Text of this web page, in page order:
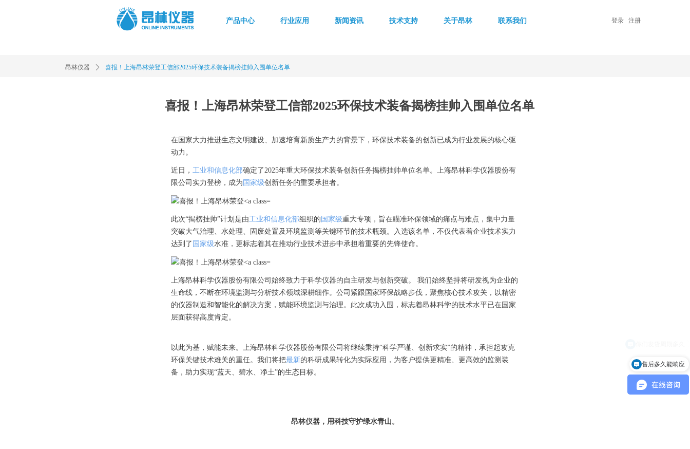
登录 注册
产品中心 行业应用 新闻资讯 技术支持 关于昂林 联系我们
喜报！上海昂林荣登工信部2025环保技术装备揭榜挂帅入围单位名单
在国家大力推进生态文明建设、加速培育新质生产力的背景下，环保技术装备的创新已成为行业发展的核心驱
动力。
近日， 工业和信息化部确定了2025年重大环保技术装备创新任务揭榜挂帅单位名单。上海昂林科学仪器股份有
限公司实力登榜，成为 国家级创新任务的重要承担者。
此次“揭榜挂帅”计划是由工业和信息化部组织的 国家级重大专项，旨在瞄准环保领域的痛点与难点，集中力量
突破大气治理、水处理、固废处置及环境监测等关键环节的技术瓶颈。入选该名单，不仅代表着企业技术实力
达到了 国家级水准，更标志着其在推动行业技术进步中承担着重要的先锋使命。
上海昂林科学仪器股份有限公司始终致力于科学仪器的自主研发与创新突破。 我们始终坚持将研发视为企业的
生命线，不断在环境监测与分析技术领域深耕细作。公司紧跟国家环保战略步伐，聚焦核心技术攻关，以精密
的仪器制造和智能化的解决方案，赋能环境监测与治理。此次成功入围，标志着昂林科学的技术水平已在国家
层面获得高度肯定。
以此为基，赋能未来。上海昂林科学仪器股份有限公司将继续秉持“科学严谨、创新求实”的精神，承担起攻克
环保关键技术难关的重任。我们将把最新的科研成果转化为实际应用，为客户提供更精准、更高效的监测装
备，助力实现“蓝天、碧水、净土”的生态目标。
昂林仪器，用科技守护绿水青山。
昂林仪器 ꄲ 喜报！上海昂林荣登工信部2025环保技术装备揭榜挂帅入围单位名单
售后多久能响应